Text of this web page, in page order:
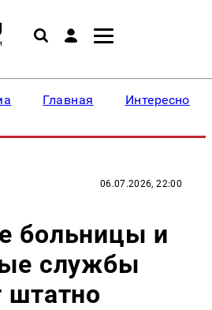
Главная Интересное
06.07.2026, 22:00
больницы и
службы
штатно